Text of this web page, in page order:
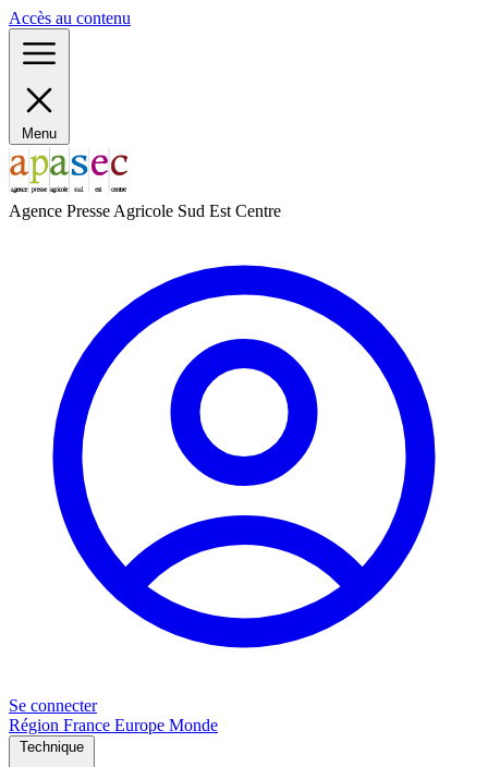
Accès au contenu
Menu
Agence Presse Agricole Sud Est Centre
Se connecter
Région France Europe Monde
Technique
Panneau de gestion des cookies